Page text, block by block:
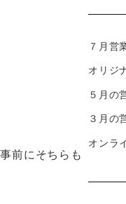
前にそちらも
７月営
オリジ
５月の
３月の
オンラ